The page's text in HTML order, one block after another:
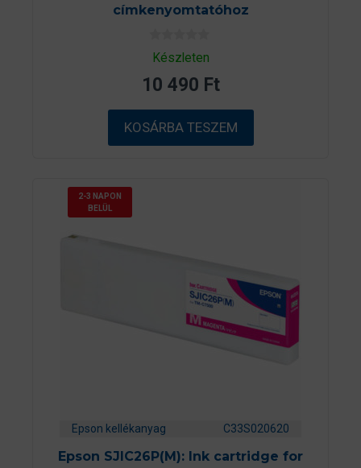
címkenyomtatóhoz
0
a
5
b
ő
l
Készleten
10 490 Ft
KOSÁRBA TESZEM
2-3 NAPON
BELÜL
Epson kellékanyag C33S020620
Epson SJIC26P(M): Ink cartridge for